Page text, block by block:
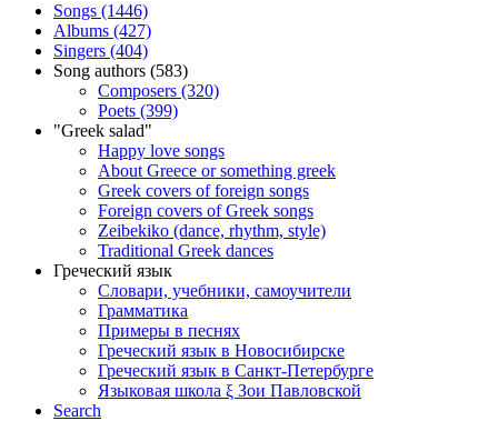
Songs (1446)
Albums (427)
Singers (404)
Song authors (583)
Composers (320)
Poets (399)
"Greek salad"
Happy love songs
About Greece or something greek
Greek covers of foreign songs
Foreign covers of Greek songs
Zeibekiko (dance, rhythm, style)
Traditional Greek dances
Греческий язык
Словари, учебники, самоучители
Грамматика
Примеры в песнях
Греческий язык в Новосибирске
Греческий язык в Санкт-Петербурге
Языковая школа ξ Зои Павловской
Search